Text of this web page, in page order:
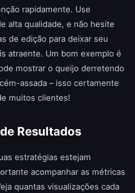
rapidamente. Use
alta qualidade, e não hesite
de edição para deixar seu
atraente. Um bom exemplo é
mostrar o queijo derretendo
assada – isso certamente
muitos clientes!
Resultados
estratégias estejam
acompanhar as métricas
quantas visualizações cada